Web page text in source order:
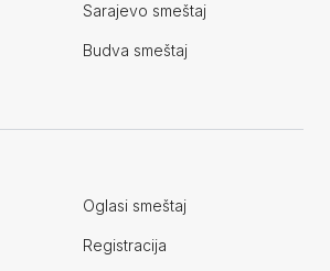
Sarajevo smeštaj
Budva smeštaj
Oglasi smeštaj
Registracija